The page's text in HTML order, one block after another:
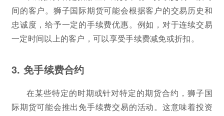
间的客户。狮子国际期货可能会根据客户的交易历史和
忠诚度，给予一定的手续费优惠。例如，对于连续交易
一定时间以上的客户，可以享受手续费减免或折扣。
3. 免手续费合约
在某些特定的时期或针对特定的期货合约，狮子国
际期货可能会推出免手续费交易的活动。这意味着投资